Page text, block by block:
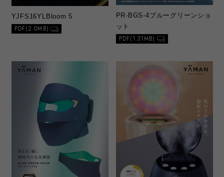
YJFS16YL Bloom 5
PDF(2.0MB)
PR-BGS-4ブルーグリーンショ
ット
PDF(1.31MB)